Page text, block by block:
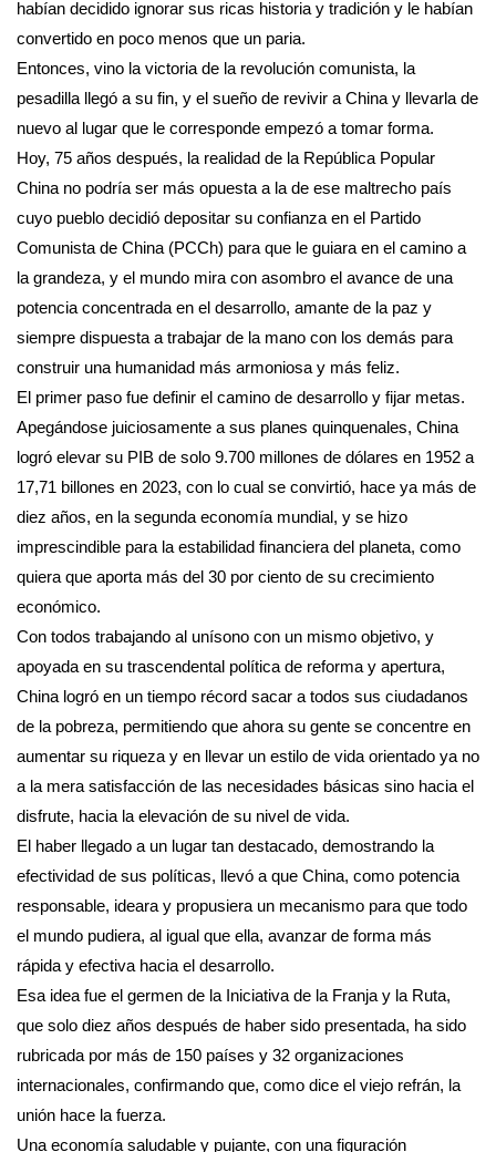
habían decidido ignorar sus ricas historia y tradición y le habían
convertido en poco menos que un paria.
Entonces, vino la victoria de la revolución comunista, la
pesadilla llegó a su fin, y el sueño de revivir a China y llevarla de
nuevo al lugar que le corresponde empezó a tomar forma.
Hoy, 75 años después, la realidad de la República Popular
China no podría ser más opuesta a la de ese maltrecho país
cuyo pueblo decidió depositar su confianza en el Partido
Comunista de China (PCCh) para que le guiara en el camino a
la grandeza, y el mundo mira con asombro el avance de una
potencia concentrada en el desarrollo, amante de la paz y
siempre dispuesta a trabajar de la mano con los demás para
construir una humanidad más armoniosa y más feliz.
El primer paso fue definir el camino de desarrollo y fijar metas.
Apegándose juiciosamente a sus planes quinquenales, China
logró elevar su PIB de solo 9.700 millones de dólares en 1952 a
17,71 billones en 2023, con lo cual se convirtió, hace ya más de
diez años, en la segunda economía mundial, y se hizo
imprescindible para la estabilidad financiera del planeta, como
quiera que aporta más del 30 por ciento de su crecimiento
económico.
Con todos trabajando al unísono con un mismo objetivo, y
apoyada en su trascendental política de reforma y apertura,
China logró en un tiempo récord sacar a todos sus ciudadanos
de la pobreza, permitiendo que ahora su gente se concentre en
aumentar su riqueza y en llevar un estilo de vida orientado ya no
a la mera satisfacción de las necesidades básicas sino hacia el
disfrute, hacia la elevación de su nivel de vida.
El haber llegado a un lugar tan destacado, demostrando la
efectividad de sus políticas, llevó a que China, como potencia
responsable, ideara y propusiera un mecanismo para que todo
el mundo pudiera, al igual que ella, avanzar de forma más
rápida y efectiva hacia el desarrollo.
Esa idea fue el germen de la Iniciativa de la Franja y la Ruta,
que solo diez años después de haber sido presentada, ha sido
rubricada por más de 150 países y 32 organizaciones
internacionales, confirmando que, como dice el viejo refrán, la
unión hace la fuerza.
Una economía saludable y pujante, con una figuración